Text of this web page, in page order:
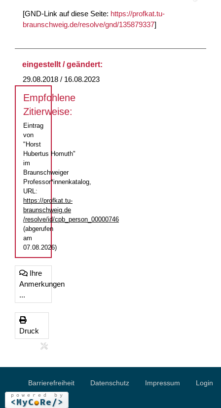
[GND-Link auf diese Seite: https://profkat.tu-
braunschweig.de/resolve/gnd/135879337]
eingestellt / geändert:
29.08.2018 / 16.08.2023
Empfohlene
Zitierweise:
Eintrag
von
"Horst
Hubertus Homuth"
im
Braunschweiger
Professor*innenkatalog,
URL:
https://profkat.tu-
braunschweig.de
/resolve/id/cpb_person_00000746
(abgerufen
am
07.08.2026)
Ihre
Anmerkungen
...
Druck
Barrierefreiheit Datenschutz Impressum Login